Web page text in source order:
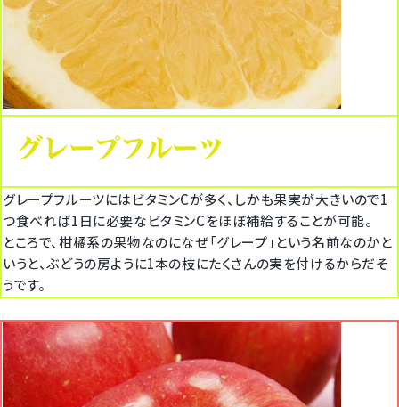
グレープフルーツにはビタミンCが多く、しかも果実が大きいので1
つ食べれば1日に必要なビタミンCをほぼ補給することが可能。
ところで、柑橘系の果物なのになぜ「グレープ」という名前なのかと
いうと、ぶどうの房ように1本の枝にたくさんの実を付けるからだそ
うです。